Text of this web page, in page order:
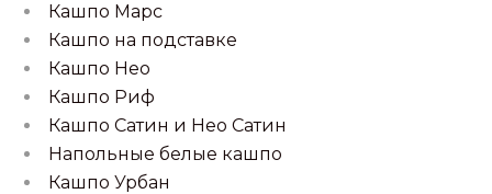
Кашпо Марс
Кашпо на подставке
Кашпо Нео
Кашпо Риф
Кашпо Сатин и Нео Сатин
Напольные белые кашпо
Кашпо Урбан